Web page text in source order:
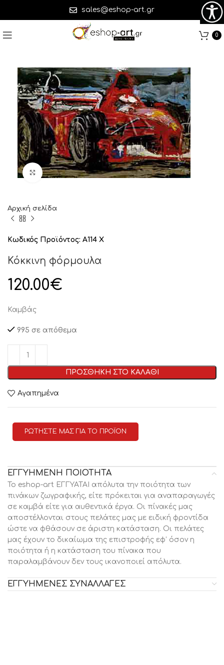
sales@eshop-art.gr
0
Click to enlarge
Αρχική σελίδα
Κωδικός Προϊόντος: A114 X
Κόκκινη φόρμουλα
120.00€
Καμβάς
995 σε απόθεμα
ΠΡΟΣΘΗΚΗ ΣΤΟ ΚΑΛΑΘΙ
Αγαπημένα
ΡΩΤΗΣΤΕ ΜΑΣ ΓΙΑ ΤΟ ΠΡΟΪΟΝ
ΕΓΓΥΗΜΕΝΗ ΠΟΙΟΤΗΤΑ
Το eshop-art ΕΓΓΥΑΤΑΙ απόλυτα την ποιότητα των
πινάκων ζωγραφικής, είτε πρόκειται για αναπαραγωγές
σε καμβά είτε για αυθεντικά έργα. Οι πίνακές μας
αποστέλλονται στους πελάτες μας με ειδική φροντίδα
ώστε να φθάσουν σε άριστη κατάσταση. Οι πελάτες
μας έχουν το δικαίωμα της επιστροφής εφ’ όσον η
ποιότητα ή η κατάσταση του πίνακα που
παραλαμβάνουν δεν τους ικανοποιεί απόλυτα.
ΕΓΓΥΗΜΕΝΕΣ ΣΥΝΑΛΛΑΓΕΣ